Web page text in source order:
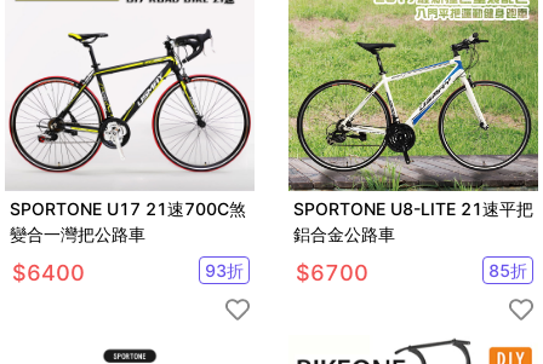
SPORTONE U17 21速700C煞
變合一灣把公路車
$6400 93折
SPORTONE U8-LITE 21速平把
鋁合金公路車
$6700 85折